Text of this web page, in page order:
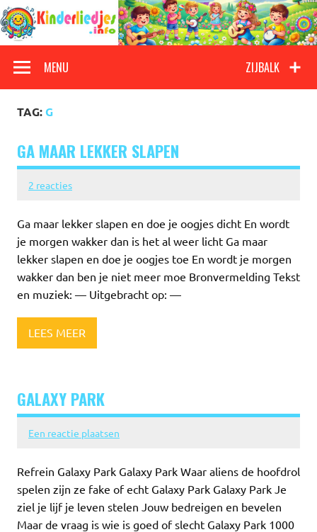
Doorgaan
naar
inhoud
Kinderliedjes
ZIJBALK
MENU
TAG:G
GA MAAR LEKKER SLAPEN
2 reacties
Ga maar lekker slapen en doe je oogjes dicht En wordt
je morgen wakker dan is het al weer licht Ga maar
lekker slapen en doe je oogjes toe En wordt je morgen
wakker dan ben je niet meer moe Bronvermelding Tekst
en muziek: — Uitgebracht op: —
LEES MEER
GALAXY PARK
Een reactie plaatsen
Refrein Galaxy Park Galaxy Park Waar aliens de hoofdrol
spelen zijn ze fake of echt Galaxy Park Galaxy Park Je
ziel je lijf je leven stelen Jouw bedreigen en bevelen
Maar de vraag is wie is goed of slecht Galaxy Park 1000